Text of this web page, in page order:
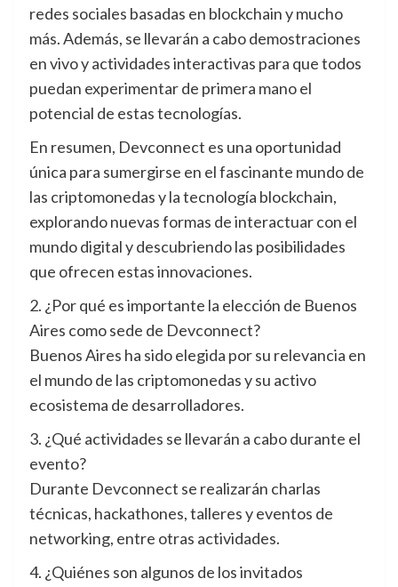
redes sociales basadas en blockchain y mucho
más. Además, se llevarán a cabo demostraciones
en vivo y actividades interactivas para que todos
puedan experimentar de primera mano el
potencial de estas tecnologías.
En resumen, Devconnect es una oportunidad
única para sumergirse en el fascinante mundo de
las criptomonedas y la tecnología blockchain,
explorando nuevas formas de interactuar con el
mundo digital y descubriendo las posibilidades
que ofrecen estas innovaciones.
2. ¿Por qué es importante la elección de Buenos
Aires como sede de Devconnect?
Buenos Aires ha sido elegida por su relevancia en
el mundo de las criptomonedas y su activo
ecosistema de desarrolladores.
3. ¿Qué actividades se llevarán a cabo durante el
evento?
Durante Devconnect se realizarán charlas
técnicas, hackathones, talleres y eventos de
networking, entre otras actividades.
4. ¿Quiénes son algunos de los invitados